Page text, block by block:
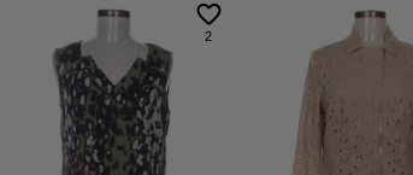
2